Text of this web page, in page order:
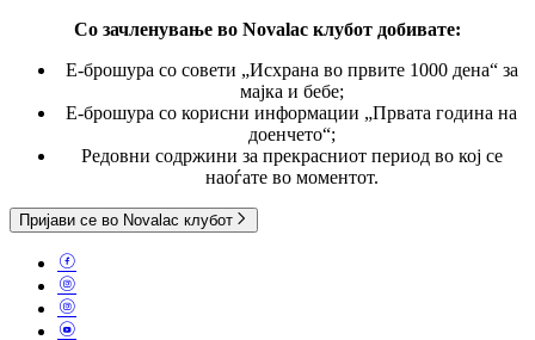
Со зачленување во Novalac клубот добивате:
E-брошура со совети „Исхрана во првите 1000 дена“ за
мајка и бебе;
Е-брошура со корисни информации „Првата година на
доенчето“;
Редовни содржини за прекрасниот период во кој се
наоѓате во моментот.
Пријави се во Novalac клубот